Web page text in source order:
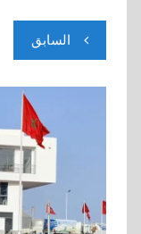
تصفّح
المقالات
السابق